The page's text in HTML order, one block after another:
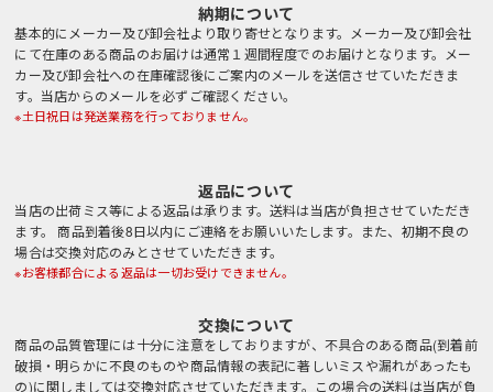
納期について
基本的にメーカー及び卸会社より取り寄せとなります。メーカー及び卸会社
にて在庫のある商品のお届けは通常１週間程度でのお届けとなります。メー
カー及び卸会社への在庫確認後にご案内のメールを送信させていただきま
す。当店からのメールを必ずご確認ください。
※土日祝日は発送業務を行っておりません。
返品について
当店の出荷ミス等による返品は承ります。送料は当店が負担させていただき
ます。 商品到着後8日以内にご連絡をお願いいたします。また、初期不良の
場合は交換対応のみとさせていただきます。
※お客様都合による返品は一切お受けできません。
交換について
商品の品質管理には十分に注意をしておりますが、不具合のある商品(到着前
破損・明らかに不良のものや商品情報の表記に著しいミスや漏れがあったも
の)に関しましては交換対応させていただきます。この場合の送料は当店が負